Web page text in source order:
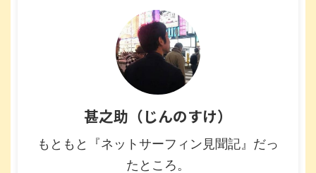
甚之助（じんのすけ）
もともと『ネットサーフィン見聞記』だっ
たところ。